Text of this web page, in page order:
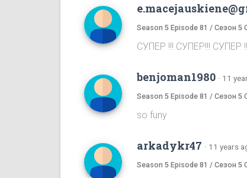
Season 5 Episode 81 / Сезон 5
СУПЕР !!! СУПЕР!!! СУПЕР
benjoman1980 · 11
Season 5 Episode 81 / Сезон 5
so funy
arkadykr47 · 11 years
Season 5 Episode 81 / Сезон 5